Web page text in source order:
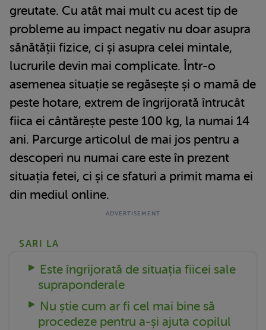
greutate. Cu atât mai mult cu acest tip de
probleme au impact negativ nu doar asupra
sănătății fizice, ci și asupra celei mintale,
lucrurile devin mai complicate. Într-o
asemenea situație se regăsește și o mamă de
peste hotare, extrem de îngrijorată întrucât
fiica ei cântărește peste 100 kg, la numai 14
ani. Parcurge articolul de mai jos pentru a
descoperi nu numai care este în prezent
situația fetei, ci și ce sfaturi a primit mama ei
din mediul online.
SARI LA
Este îngrijorată de situația fiicei sale
supraponderale
Nu știe cum ar fi cel mai bine să
procedeze pentru a-și ajuta copilul